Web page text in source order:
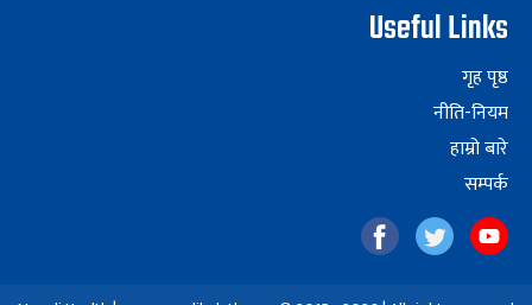
Useful Links
गृह पृष्ठ
नीति-नियम
हाम्रो बारे
सम्पर्क